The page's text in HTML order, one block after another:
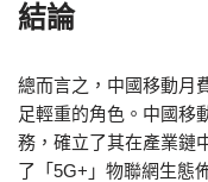
結論
總而言之，中國移動月
足輕重的角色。中國移
務，確立了其在產業鏈
了「5G+」物聯網生態